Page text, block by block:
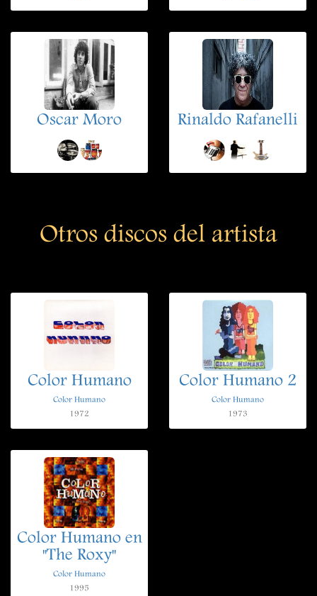
Oscar Moro Rinaldo Rafanelli
Otros discos del artista
Color Humano
Color Humano
1972
Color Humano 2
Color Humano
1973
Color Humano en
"The Roxy"
Color Humano
1995